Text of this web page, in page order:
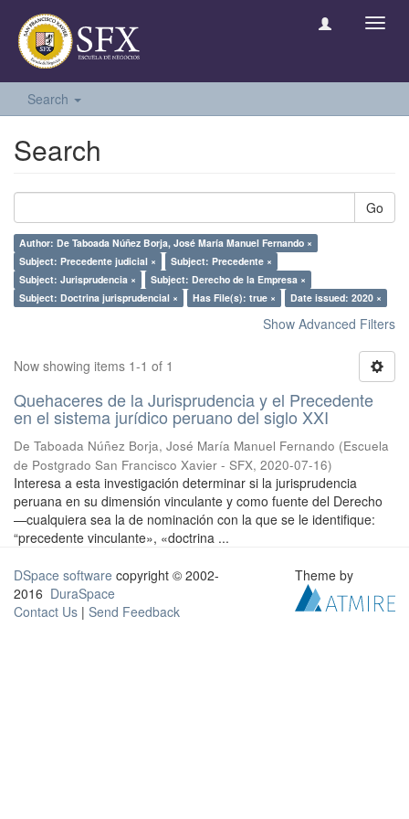
Search
Search
Go
Author: De Taboada Núñez Borja, José María Manuel Fernando ×
Subject: Precedente judicial ×
Subject: Precedente ×
Subject: Jurisprudencia ×
Subject: Derecho de la Empresa ×
Subject: Doctrina jurisprudencial ×
Has File(s): true × Date issued: 2020 ×
Show Advanced Filters
Now showing items 1-1 of 1
Quehaceres de la Jurisprudencia y el Precedente
en el sistema jurídico peruano del siglo XXI
De Taboada Núñez Borja, José María Manuel Fernando (Escuela
de Postgrado San Francisco Xavier - SFX, 2020-07-16)
Interesa a esta investigación determinar si la jurisprudencia
peruana en su dimensión vinculante y como fuente del Derecho
—cualquiera sea la de nominación con la que se le identifique:
“precedente vinculante», «doctrina ...
DSpace software copyright © 2002-
2016 DuraSpace
Contact Us | Send Feedback
Theme by